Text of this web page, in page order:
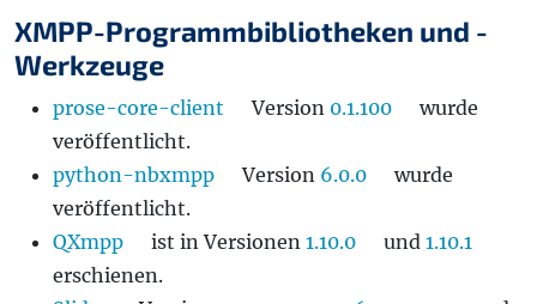
XMPP-Programmbibliotheken und -
Werkzeuge
prose-core-client Version 0.1.100
wurde
veröffentlicht.
python-nbxmpp
Version 6.0.0
wurde
veröffentlicht.
QXmpp
ist in Versionen 1.10.0 und 1.10.1
erschienen.